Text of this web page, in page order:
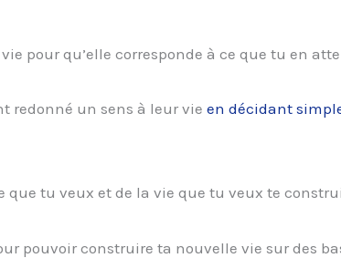
pour qu’elle corresponde à ce que tu en
redonné un sens à leur vie en décidant
que tu veux et de la vie que tu veux te
pouvoir construire ta nouvelle vie sur des